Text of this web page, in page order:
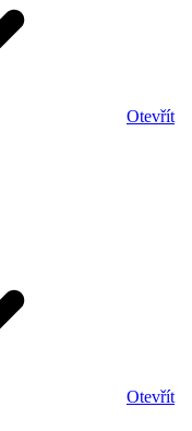
Otevřít
Otevřít